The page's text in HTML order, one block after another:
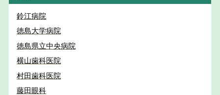
鈴江病院
徳島大学病院
徳島県立中央病院
横山歯科医院
村田歯科医院
藤田眼科